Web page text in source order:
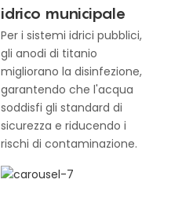
idrico municipale
Per i sistemi idrici pubblici,
gli anodi di titanio
migliorano la disinfezione,
garantendo che l'acqua
soddisfi gli standard di
sicurezza e riducendo i
rischi di contaminazione.